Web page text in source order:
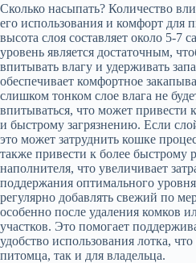
Сколько насыпать? Количество
его использования и комфорт для
высота слоя составляет около 5-7
уровень является достаточным,
впитывать влагу и удерживать
обеспечивает комфортное
слишком тонком слое влага не
впитываться, что может привести
и быстрому загрязнению. Если
это может затруднить кошке
также привести к более быстрому
наполнителя, что увеличивает
поддержания оптимального
регулярно добавлять свежий по
особенно после удаления комков
участков. Это помогает
удобство использования лотка,
питомца, так и для владельца.